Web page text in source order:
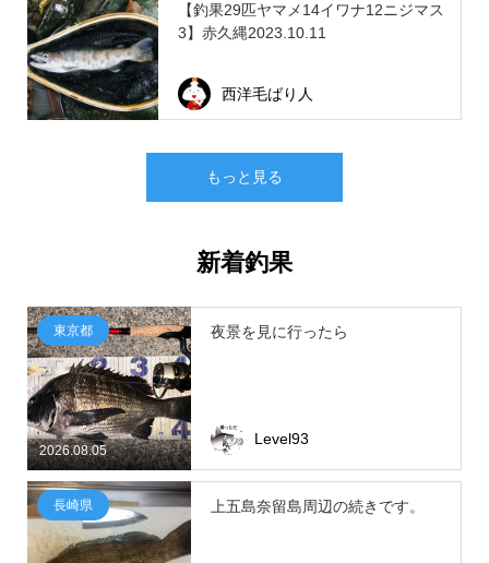
【釣果29匹ヤマメ14イワナ12ニジマス
3】赤久縄2023.10.11
西洋毛ばり人
もっと見る
新着釣果
2026.08.05
東京都 夜景を見に行ったら
Level93
長崎県 上五島奈留島周辺の続きです。